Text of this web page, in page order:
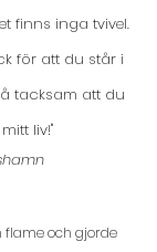
finns inga tvivel.
för att du står i
tacksam att du
liv!"
flame och gjorde